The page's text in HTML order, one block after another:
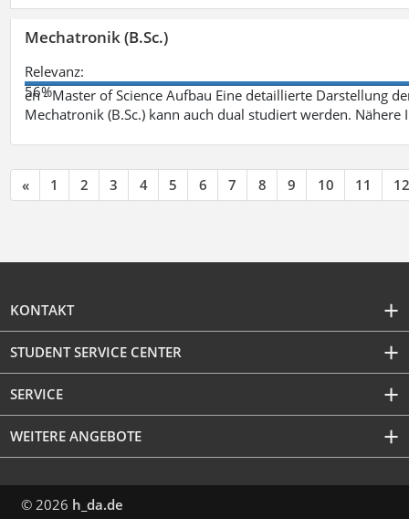
Mechatronik (B.Sc.)
Relevanz:
56%
en - Master of Science Aufbau Eine detaillierte Darstellung
Mechatronik (B.Sc.) kann auch dual studiert werden.
« 1 2 3 4 5 6 7 8 9 10 11 12
KONTAKT
STUDENT SERVICE CENTER
SERVICE
WEITERE ANGEBOTE
© 2026 h_da.de